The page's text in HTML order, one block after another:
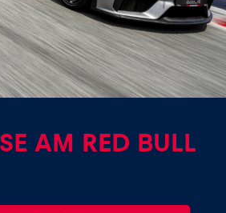
Alle anzeigen
AM RED BULL